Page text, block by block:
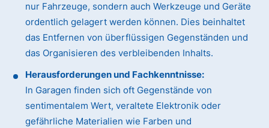
nur Fahrzeuge, sondern auch Werkzeuge und Geräte
ordentlich gelagert werden können. Dies beinhaltet
das Entfernen von überflüssigen Gegenständen und
das Organisieren des verbleibenden Inhalts.
Herausforderungen und Fachkenntnisse:
In Garagen finden sich oft Gegenstände von
sentimentalem Wert, veraltete Elektronik oder
gefährliche Materialien wie Farben und